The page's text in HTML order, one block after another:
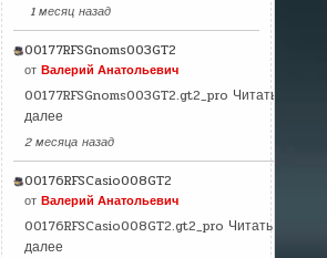
1 месяц назад
00177RFSGnoms003GT2
от Валерий Анатольевич
00177RFSGnoms003GT2.gt2_pro Читать
далее
2 месяца назад
00176RFSCasio008GT2
от Валерий Анатольевич
00176RFSCasio008GT2.gt2_pro Читать
далее